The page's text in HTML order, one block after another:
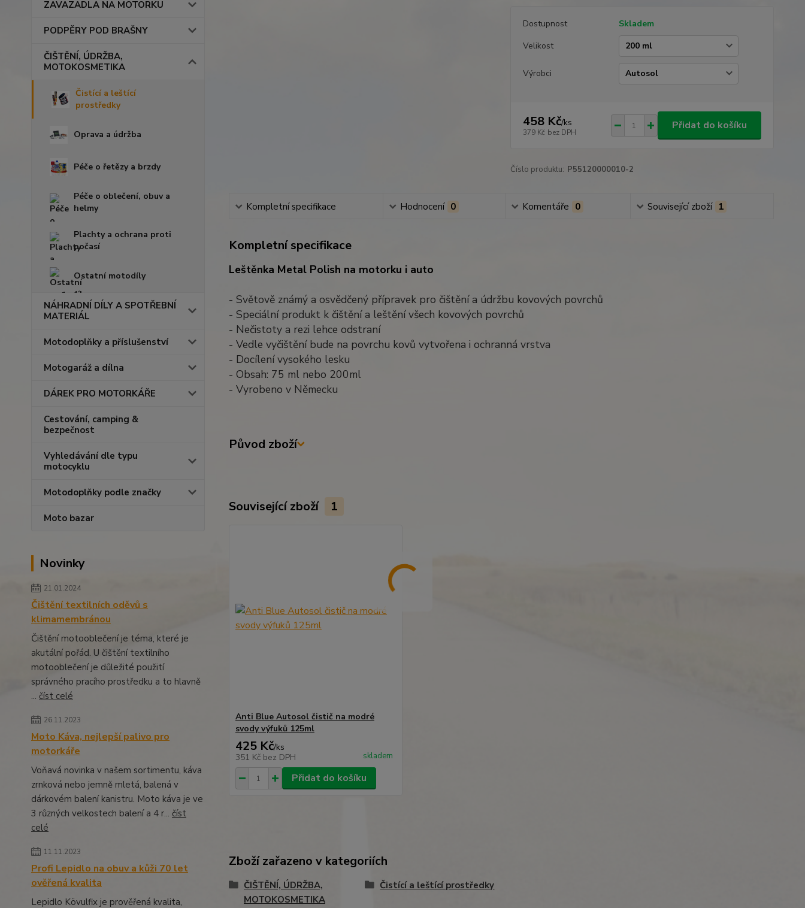
ZAVAZADLA NA MOTORKU
PODPĚRY POD BRAŠNY
ČIŠTĚNÍ, ÚDRŽBA,
MOTOKOSMETIKA
Čistící a leštící
prostředky
Oprava a údržba
Péče o řetězy a brzdy
Péče o oblečení, obuv a
helmy
Plachty a ochrana proti
počasí
Ostatní motodíly
NÁHRADNÍ DÍLY A SPOTŘEBNÍ
MATERIÁL
Motodoplňky a příslušenství
Motogaráž a dílna
DÁREK PRO MOTORKÁŘE
Cestování, camping &
bezpečnost
Vyhledávání dle typu
motocyklu
Motodoplňky podle značky
Moto bazar
Novinky
21.01.2024
Čištění textilních oděvů s
klimamembránou
Čištění motooblečení je téma, které je
akutální pořád. U čištění textilního
motooblečení je důležité použití
správného pracího prostředku a to hlavně
... číst celé
26.11.2023
Moto Káva, nejlepší palivo pro
motorkáře
Voňavá novinka v našem sortimentu, káva
zrnková nebo jemně mletá, balená v
dárkovém balení kanistru. Moto káva je ve
3 různých velkostech balení a 4 r... číst
celé
11.11.2023
Profi Lepidlo na obuv a kůži 70 let
ověřená kvalita
Lepidlo Kövulfix je prověřená kvalita,
Dostupnost
Skladem
Velikost
Výrobci
458 Kč/ks
379 Kč bez DPH
Přidat do košíku
Číslo produktu: P55120000010-2
Kompletní specifikace Hodnocení 0 Komentáře 0 Související zboží 1
Kompletní specifikace
Leštěnka Metal Polish na motorku i auto
- Světově známý a osvědčený přípravek pro čištění a údržbu kovových povrchů
- Speciální produkt k čištění a leštění všech kovových povrchů
- Nečistoty a rezi lehce odstraní
- Vedle vyčištění bude na povrchu kovů vytvořena i ochranná vrstva
- Docílení vysokého lesku
- Obsah: 75 ml nebo 200ml
- Vyrobeno v Německu
Původ zboží
Související zboží 1
Anti Blue Autosol čistič na modré
svody výfuků 125ml
425 Kč/ks
351 Kč bez DPH skladem
Přidat do košíku
Zboží zařazeno v kategoriích
ČIŠTĚNÍ, ÚDRŽBA,
MOTOKOSMETIKA
Čistící a leštící prostředky